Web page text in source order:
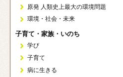
原発 人類史上最大の環境問題
環境・社会・未来
子育て・家族・いのち
学び
子育て
病に生きる